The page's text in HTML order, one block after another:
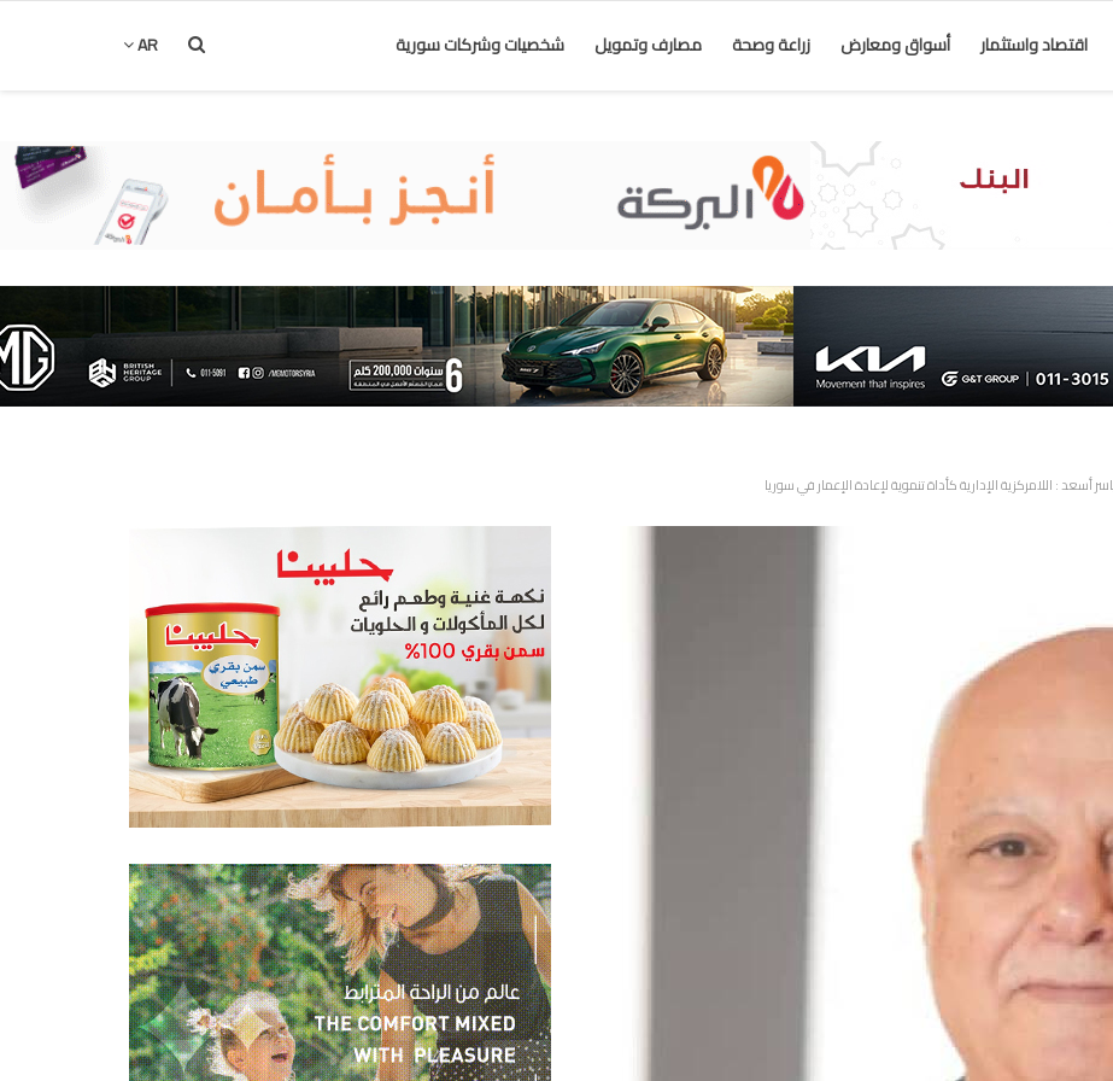
اقتصاد واستثمار أسواق ومعارض زراعة وصحة مصارف وتمويل شخصيات وشركات سورية AR
: اللامركزية الإدارية كأداة تنموية لإعادة الإعمار في سوريا